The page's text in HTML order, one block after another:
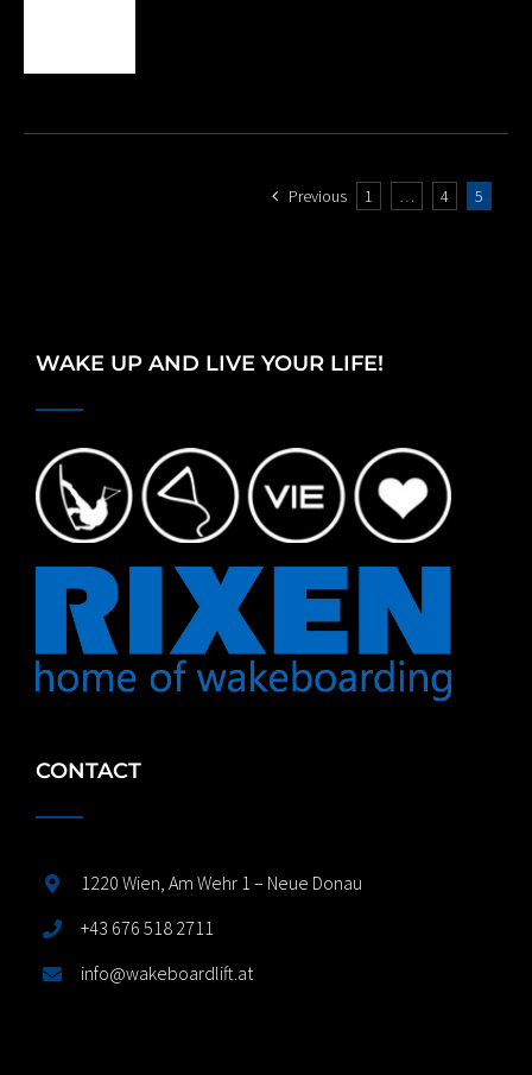
Previous 1 … 4 5
WAKE UP AND LIVE YOUR LIFE!
CONTACT
1220 Wien, Am Wehr 1 – Neue Donau
+43 676 518 2711
info@wakeboardlift.at